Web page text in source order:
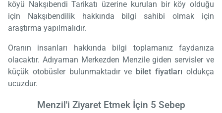
köyü Nakşıbendi Tarikatı üzerine kurulan bir köy olduğu
için Nakşıbendilik hakkında bilgi sahibi olmak için
araştırma yapılmalıdır.
Oranın insanları hakkında bilgi toplamanız faydanıza
olacaktır. Adıyaman Merkezden Menzile giden servisler ve
küçük otobüsler bulunmaktadır ve bilet fiyatları oldukça
ucuzdur.
Menzil'i Ziyaret Etmek İçin 5 Sebep